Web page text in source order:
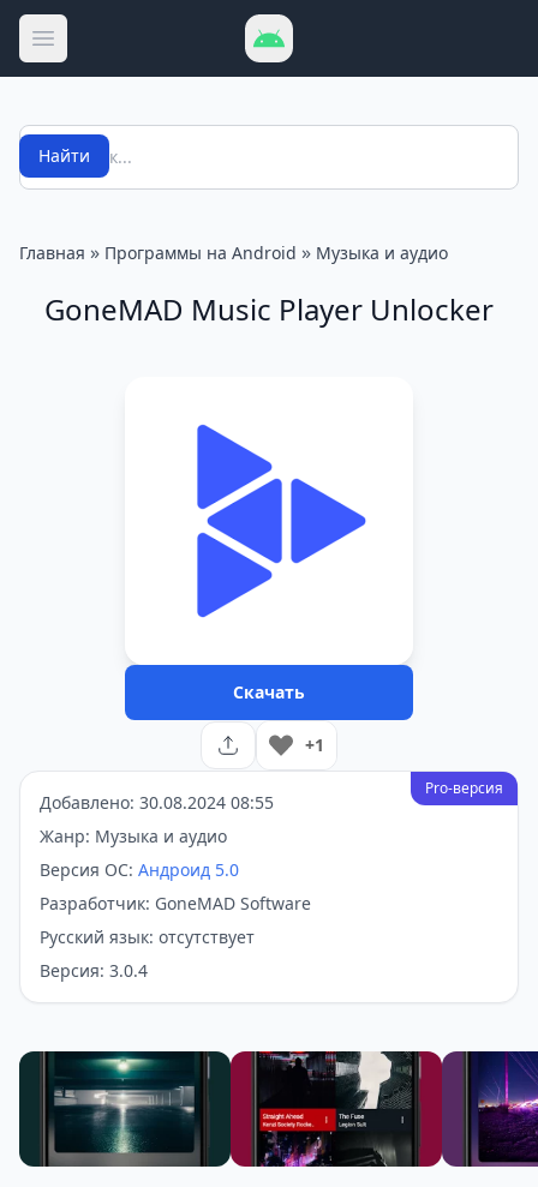
Открыть меню
Поиск
Найти
Главная » Программы на Android » Музыка и аудио
GoneMAD Music Player Unlocker
Скачать
+1
Pro-версия
Добавлено: 30.08.2024 08:55
Жанр: Музыка и аудио
Версия ОС: Андроид 5.0
Разработчик: GoneMAD Software
Русский язык: отсутствует
Версия: 3.0.4